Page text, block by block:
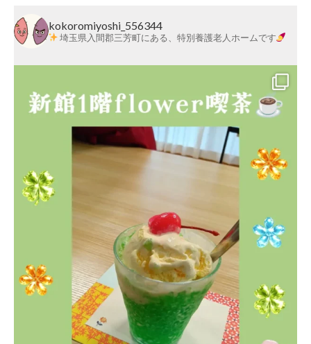
kokoromiyoshi_556344
埼玉県入間郡三芳町にある、特別養護老人ホームです